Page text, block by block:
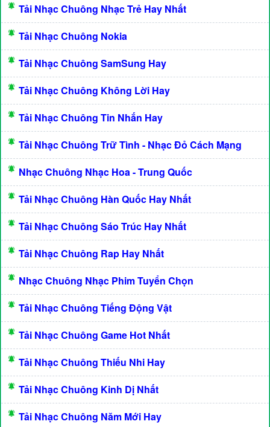
Tải Nhạc Chuông Nhạc Trẻ Hay Nhất
Tải Nhạc Chuông Nokia
Tải Nhạc Chuông SamSung Hay
Tải Nhạc Chuông Không Lời Hay
Tải Nhạc Chuông Tin Nhắn Hay
Tải Nhạc Chuông Trữ Tình - Nhạc Đỏ Cách Mạng
Nhạc Chuông Nhạc Hoa - Trung Quốc
Tải Nhạc Chuông Hàn Quốc Hay Nhất
Tải Nhạc Chuông Sáo Trúc Hay Nhất
Tải Nhạc Chuông Rap Hay Nhất
Nhạc Chuông Nhạc Phim Tuyển Chọn
Tải Nhạc Chuông Tiếng Động Vật
Tải Nhạc Chuông Game Hot Nhất
Tải Nhạc Chuông Thiếu Nhi Hay
Tải Nhạc Chuông Kinh Dị Nhất
Tải Nhạc Chuông Năm Mới Hay